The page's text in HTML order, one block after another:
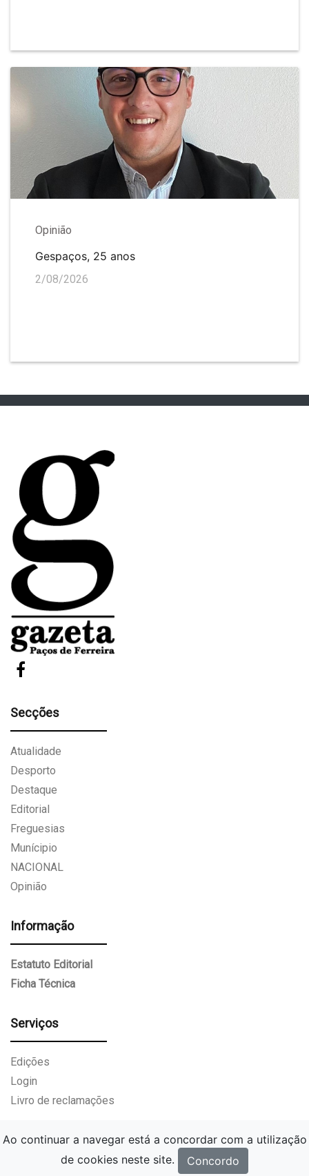
Opinião
Gespaços, 25 anos
2/08/2026
Secções
Atualidade
Desporto
Destaque
Editorial
Freguesias
Munícipio
NACIONAL
Opinião
Informação
Estatuto Editorial
Ficha Técnica
Serviços
Edições
Login
Livro de reclamações
Gazeta Paços de Ferreira.Todos os direitos reservados.
Ao continuar a navegar está a concordar com a utilização
de cookies neste site.
Concordo